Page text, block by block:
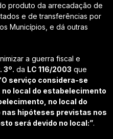
produto da arrecadação de
e de transferências por
Municípios, e dá outras
a guerra fiscal e
3º. da LC 116/2003 que
O serviço considera-se
local do estabelecimento
no local do
hipóteses previstas nos
será devido no local:”.